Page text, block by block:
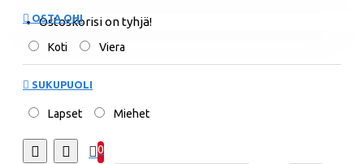
Ostoskorisi on tyhjä!
OSTA OHI
Koti Viera
SUKUPUOLI
Lapset Miehet
0